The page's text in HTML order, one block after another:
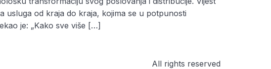
usluga od kraja do kraja, kojima se u potpunosti
je: „Kako sve više […]
All rights reserved